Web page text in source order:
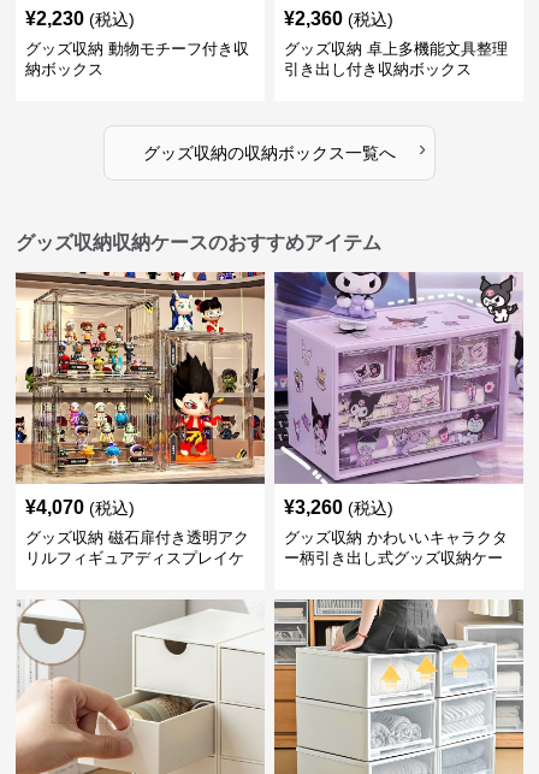
¥2,230 (税込)
グッズ収納 動物モチーフ付き収
納ボックス
¥2,360 (税込)
グッズ収納 卓上多機能文具整理
引き出し付き収納ボックス
グッズ収納の収納ボックス一覧へ ›
グッズ収納収納ケースのおすすめアイテム
¥4,070 (税込)
グッズ収納 磁石扉付き透明アク
リルフィギュアディスプレイケ
¥3,260 (税込)
グッズ収納 かわいいキャラクタ
ー柄引き出し式グッズ収納ケー